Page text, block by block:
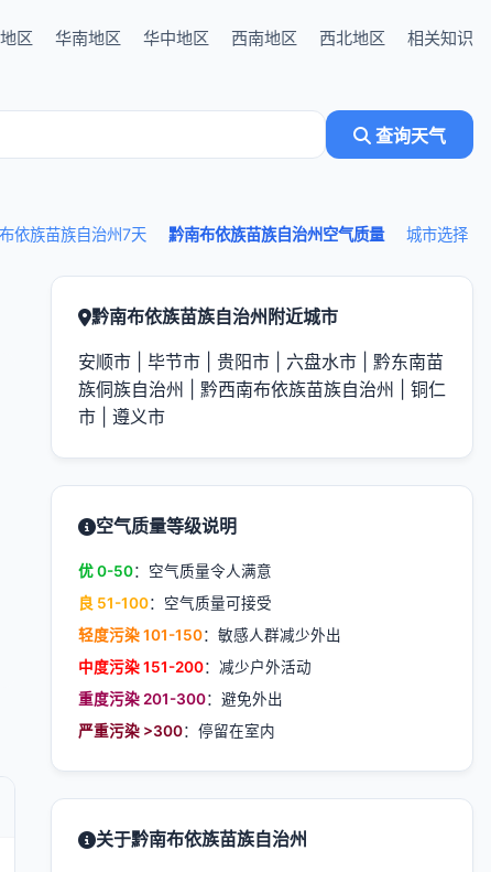
区 华南地区 华中地区 西南地区 西北地区 相关知识
查询天气
依族苗族自治州7天 黔南布依族苗族自治州空气质量 城市选择
黔南布依族苗族自治州附近城市
安顺市 毕节市 贵阳市 六盘水市
黔东南苗
族侗族自治州
黔西南布依族苗族自治州
铜仁
市
遵义市
空气质量等级说明
优 0-50：空气质量令人满意
良 51-100：空气质量可接受
轻度污染 101-150：敏感人群减少外出
中度污染 151-200：减少户外活动
重度污染 201-300：避免外出
严重污染 >300：停留在室内
关于黔南布依族苗族自治州